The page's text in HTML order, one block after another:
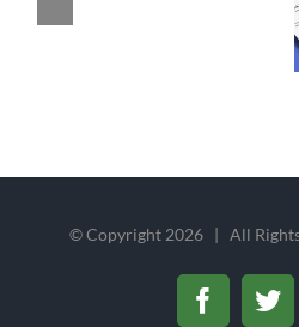
© Copyright 2026 | All Rights
Facebook